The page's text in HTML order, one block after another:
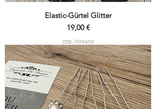
Elastic-Gürtel Glitter
Preis
19,00 €
zzgl. Versand